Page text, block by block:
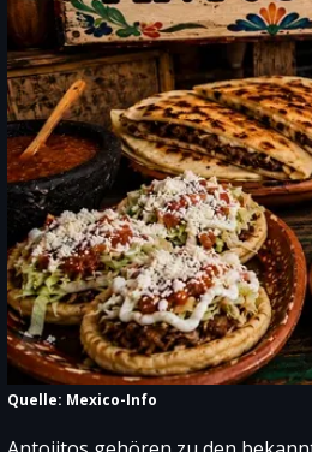
Quelle: Mexico-Info